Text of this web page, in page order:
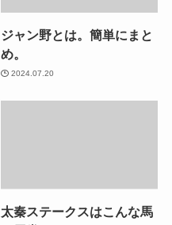
ジャン野とは。簡単にまと
め。
2024.07.20
太秦ステークスはこんな馬